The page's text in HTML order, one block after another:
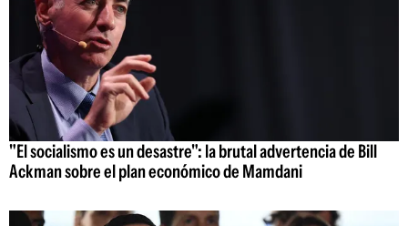
"El socialismo es un desastre": la brutal advertencia de Bill
Ackman sobre el plan económico de Mamdani